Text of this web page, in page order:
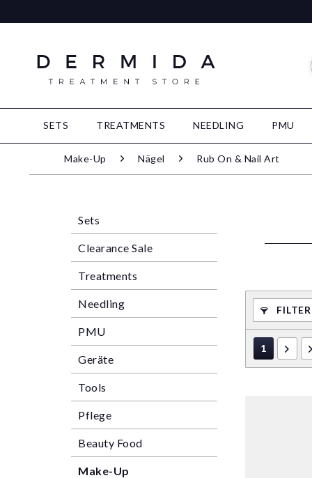
SETS TREATMENTS NEEDLING PMU
Make-Up Nägel Rub On & Nail Art
Sets
Clearance Sale
Treatments
Needling
PMU
Geräte
Tools
Pflege
Beauty Food
Make-Up
1